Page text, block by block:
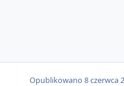
Opublikowano8 czerwca